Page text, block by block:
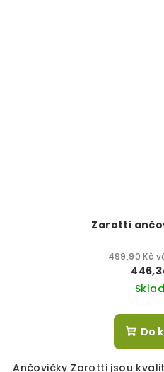
Zarotti
499,90 Kč
Do
Ančovičky Zarotti jsou